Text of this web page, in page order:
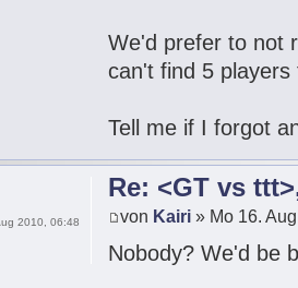
We'd prefer to not
can't find 5
Tell me if I forgot
Re: <GT vs
von Kairi » Mo 16.
Nobody? We'd be
2010, 06:48